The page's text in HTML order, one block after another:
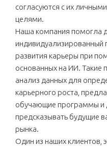
согласуются с их
целями.
Наша компания помогла
индивидуализированный
развития карьеры при
основанных на ИИ.
анализ данных для
карьерного роста,
обучающие программы и
предсказывать будущие
рынка.
Один из наших клиентов,